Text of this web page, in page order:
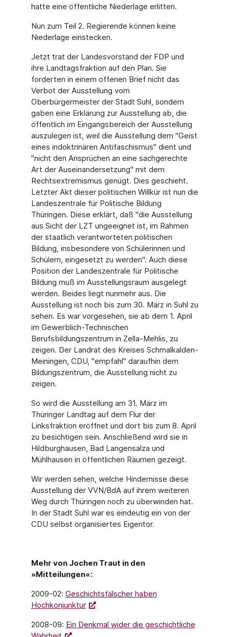
hatte eine öffentliche Niederlage erlitten.
Nun zum Teil 2. Regierende können keine
Niederlage einstecken.
Jetzt trat der Landesvorstand der FDP und
ihre Landtagsfraktion auf den Plan. Sie
forderten in einem offenen Brief nicht das
Verbot der Ausstellung vom
Oberbürgermeister der Stadt Suhl, sondern
gaben eine Erklärung zur Ausstellung ab, die
öffentlich im Eingangsbereich der Ausstellung
auszulegen ist, weil die Ausstellung dem "Geist
eines indoktrinären Antifaschismus" dient und
"nicht den Ansprüchen an eine sachgerechte
Art der Auseinandersetzung" mit dem
Rechtsextremismus genügt. Dies geschieht.
Letzter Akt dieser politischen Willkür ist nun die
Landeszentrale für Politische Bildung
Thüringen. Diese erklärt, daß "die Ausstellung
aus Sicht der LZT ungeeignet ist, im Rahmen
der staatlich verantworteten politischen
Bildung, insbesondere von Schülerinnen und
Schülern, eingesetzt zu werden". Auch diese
Position der Landeszentrale für Politische
Bildung muß im Ausstellungsraum ausgelegt
werden. Beides liegt nunmehr aus. Die
Ausstellung ist noch bis zum 30. März in Suhl zu
sehen. Es war vorgesehen, sie ab dem 1. April
im Gewerblich-Technischen
Berufsbildungszentrum in Zella-Mehlis, zu
zeigen. Der Landrat des Kreises Schmalkalden-
Meiningen, CDU, "empfahl" daraufhin dem
Bildungszentrum, die Ausstellung nicht zu
zeigen.
So wird die Ausstellung am 31. März im
Thüringer Landtag auf dem Flur der
Linksfraktion eröffnet und dort bis zum 8. April
zu besichtigen sein. Anschließend wird sie in
Hildburghausen, Bad Langensalza und
Mühlhausen in öffentlichen Räumen gezeigt.
Wir werden sehen, welche Hindernisse diese
Ausstellung der VVN/BdA auf ihrem weiteren
Weg durch Thüringen noch zu überwinden hat.
In der Stadt Suhl war es eindeutig ein von der
CDU selbst organisiertes Eigentor.
Mehr von Jochen Traut in den
»Mitteilungen«:
2009-02: Geschichtsfälscher haben
Hochkonjunktur
2008-09: Ein Denkmal wider die geschichtliche